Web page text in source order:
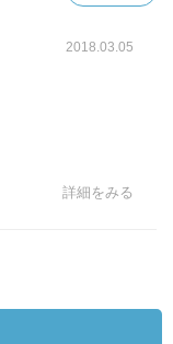
2018.03.05
詳細をみる